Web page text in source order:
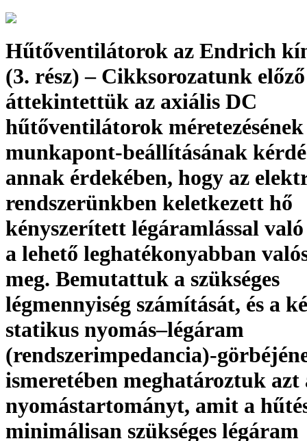
Hűtőventilátorok az Endrich
(3. rész) – Cikksorozatunk
áttekintettük az axiális DC
hűtőventilátorok méretezésének
munkapont-beállításának
annak érdekében, hogy az
rendszerünkben keletkezett hő
kényszerített légáramlással való
a lehető leghatékonyabban
meg. Bemutattuk a szükséges
légmennyiség számítását, és a
statikus nyomás–légáram
(rendszerimpedancia)-
ismeretében meghatároztuk azt
nyomástartományt, amit a
minimálisan szükséges légáram